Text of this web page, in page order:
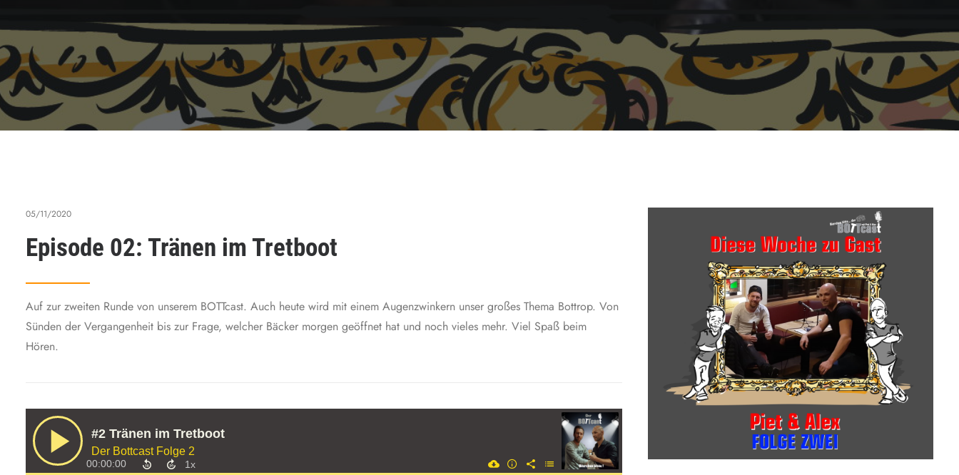
05/11/2020
Episode 02: Tränen im Tretboot
Auf zur zweiten Runde von unserem BOTTcast. Auch heute wird mit einem Augenzwinkern unser großes Thema Bottrop. Von
Sünden der Vergangenheit bis zur Frage, welcher Bäcker morgen geöffnet hat und noch vieles mehr. Viel Spaß beim
Hören.